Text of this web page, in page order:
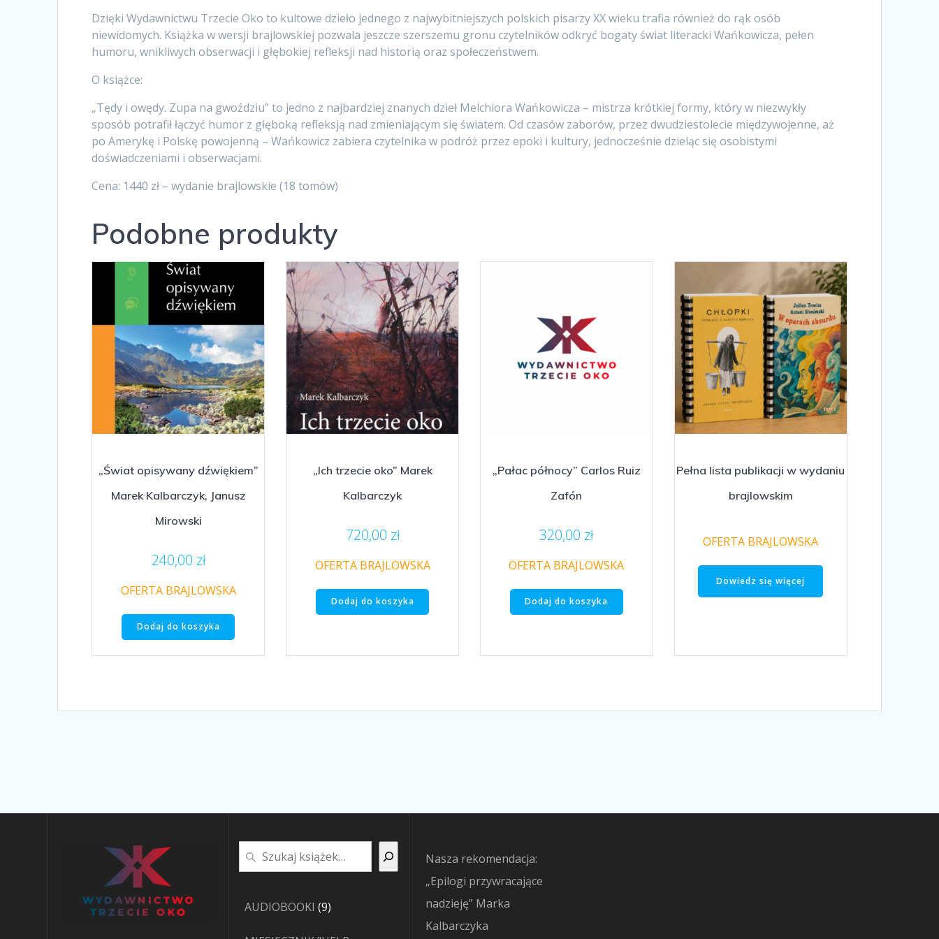
Dzięki Wydawnictwu Trzecie Oko to kultowe dzieło jednego z najwybitniejszych polskich pisarzy XX wieku trafia również do rąk osób
niewidomych. Książka w wersji brajlowskiej pozwala jeszcze szerszemu gronu czytelników odkryć bogaty świat literacki Wańkowicza, pełen
humoru, wnikliwych obserwacji i głębokiej refleksji nad historią oraz społeczeństwem.
O książce:
„Tędy i owędy. Zupa na gwoździu” to jedno z najbardziej znanych dzieł Melchiora Wańkowicza – mistrza krótkiej formy, który w niezwykły
sposób potrafił łączyć humor z głęboką refleksją nad zmieniającym się światem. Od czasów zaborów, przez dwudziestolecie międzywojenne, aż
po Amerykę i Polskę powojenną – Wańkowicz zabiera czytelnika w podróż przez epoki i kultury, jednocześnie dzieląc się osobistymi
doświadczeniami i obserwacjami.
Cena: 1440 zł – wydanie brajlowskie (18 tomów)
Podobne produkty
„Świat opisywany dźwiękiem”
Marek Kalbarczyk, Janusz
Mirowski
240,00 zł
OFERTA BRAJLOWSKA
Dodaj do koszyka
„Ich trzecie oko” Marek
Kalbarczyk
720,00 zł
OFERTA BRAJLOWSKA
Dodaj do koszyka
„Pałac północy” Carlos Ruiz
Zafón
320,00 zł
OFERTA BRAJLOWSKA
Dodaj do koszyka
Pełna lista publikacji w wydaniu
brajlowskim
OFERTA BRAJLOWSKA
Dowiedz się więcej
Szukaj
AUDIOBOOKI 99
Nasza rekomendacja:
„Epilogi przywracające
nadzieję” Marka
Kalbarczyka